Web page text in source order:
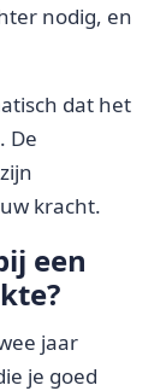
nodig, en
dat het
De
kracht.
een
jaar
je goed